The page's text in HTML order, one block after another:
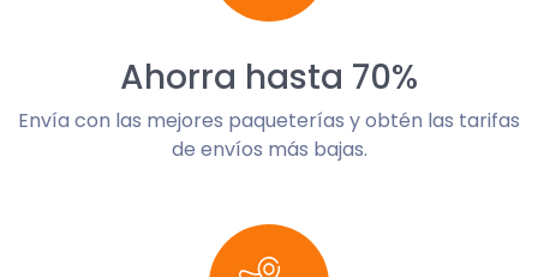
Ahorra hasta 70%
Envía con las mejores paqueterías y obtén las tarifas
de envíos más bajas.